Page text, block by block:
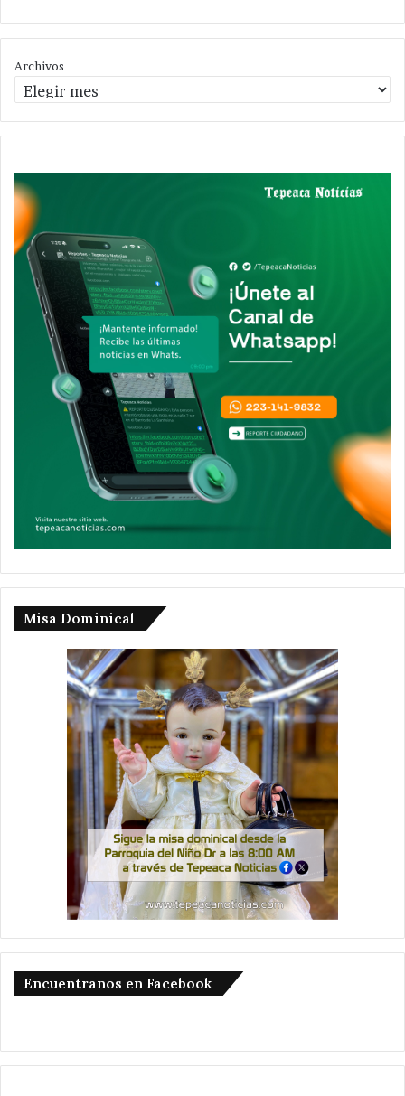
Archivos
Misa Dominical
Encuentranos en Facebook